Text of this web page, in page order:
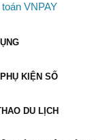
VNPAY
KIỆN SỐ
DU LỊCH